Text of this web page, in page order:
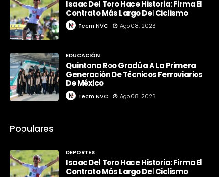
Isaac Del Toro Hace Historia: Firma El
Contrato Más Largo Del Ciclismo
Team NVC Ago 08, 2026
EDUCACIÓN
Quintana Roo Gradúa A La Primera
Generación De Técnicos Ferroviarios
De México
Team NVC Ago 08, 2026
Populares
DEPORTES
Isaac Del Toro Hace Historia: Firma El
Contrato Más Largo Del Ciclismo